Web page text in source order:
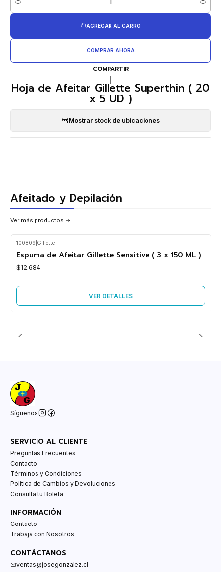
Cantidad
AGREGAR AL CARRO
COMPRAR AHORA
COMPARTIR
Hoja de Afeitar Gillette Superthin ( 20
x 5 UD )
Mostrar stock de ubicaciones
Afeitado y Depilación
Ver más productos
100809 Gillette
Espuma de Afeitar Gillette Sensitive ( 3 x 150 ML )
$12.684
VER DETALLES
Síguenos
SERVICIO AL CLIENTE
Preguntas Frecuentes
Contacto
Términos y Condiciones
Política de Cambios y Devoluciones
Consulta tu Boleta
INFORMACIÓN
Contacto
Trabaja con Nosotros
CONTÁCTANOS
ventas@josegonzalez.cl